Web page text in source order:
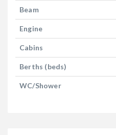
Beam
Engine
Cabins
Berths (beds)
WC/Shower